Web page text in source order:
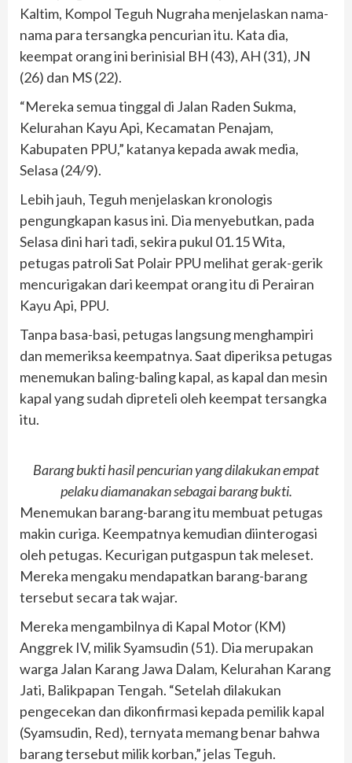
Kaltim, Kompol Teguh Nugraha menjelaskan nama-
nama para tersangka pencurian itu. Kata dia,
keempat orang ini berinisial BH (43), AH (31), JN
(26) dan MS (22).
“Mereka semua tinggal di Jalan Raden Sukma,
Kelurahan Kayu Api, Kecamatan Penajam,
Kabupaten PPU,” katanya kepada awak media,
Selasa (24/9).
Lebih jauh, Teguh menjelaskan kronologis
pengungkapan kasus ini. Dia menyebutkan, pada
Selasa dini hari tadi, sekira pukul 01.15 Wita,
petugas patroli Sat Polair PPU melihat gerak-gerik
mencurigakan dari keempat orang itu di Perairan
Kayu Api, PPU.
Tanpa basa-basi, petugas langsung menghampiri
dan memeriksa keempatnya. Saat diperiksa petugas
menemukan baling-baling kapal, as kapal dan mesin
kapal yang sudah dipreteli oleh keempat tersangka
itu.
Barang bukti hasil pencurian yang dilakukan empat
pelaku diamanakan sebagai barang bukti.
Menemukan barang-barang itu membuat petugas
makin curiga. Keempatnya kemudian diinterogasi
oleh petugas. Kecurigan putgaspun tak meleset.
Mereka mengaku mendapatkan barang-barang
tersebut secara tak wajar.
Mereka mengambilnya di Kapal Motor (KM)
Anggrek IV, milik Syamsudin (51). Dia merupakan
warga Jalan Karang Jawa Dalam, Kelurahan Karang
Jati, Balikpapan Tengah. “Setelah dilakukan
pengecekan dan dikonfirmasi kepada pemilik kapal
(Syamsudin, Red), ternyata memang benar bahwa
barang tersebut milik korban,” jelas Teguh.